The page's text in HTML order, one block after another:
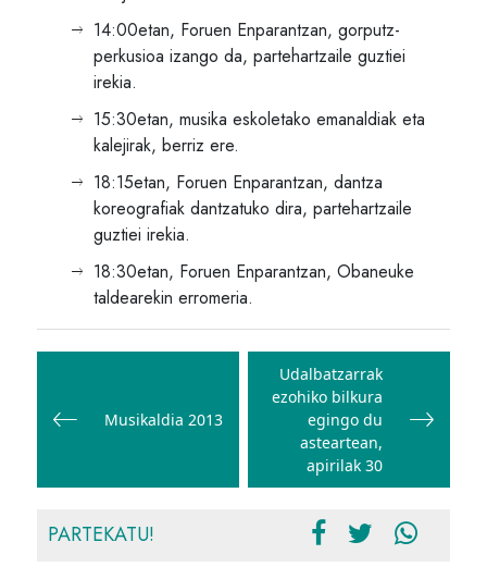
14:00etan, Foruen Enparantzan, gorputz-
perkusioa izango da, partehartzaile guztiei
irekia.
15:30etan, musika eskoletako emanaldiak eta
kalejirak, berriz ere.
18:15etan, Foruen Enparantzan, dantza
koreografiak dantzatuko dira, partehartzaile
guztiei irekia.
18:30etan, Foruen Enparantzan, Obaneuke
taldearekin erromeria.
Bidalketetan
nabigatuMusikaldia 2013
Udalbatzarrak
ezohiko bilkura
egingo du
asteartean,
apirilak 30
PARTEKATU!